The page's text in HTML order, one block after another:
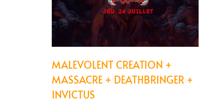
MALEVOLENT CREATION +
MASSACRE + DEATHBRINGER +
INVICTUS